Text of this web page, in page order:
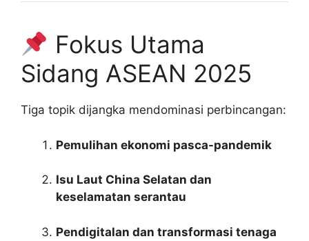
Fokus Utama
Sidang ASEAN 2025
Tiga topik dijangka mendominasi perbincangan:
Pemulihan ekonomi pasca-pandemik
Isu Laut China Selatan dan
keselamatan serantau
Pendigitalan dan transformasi tenaga